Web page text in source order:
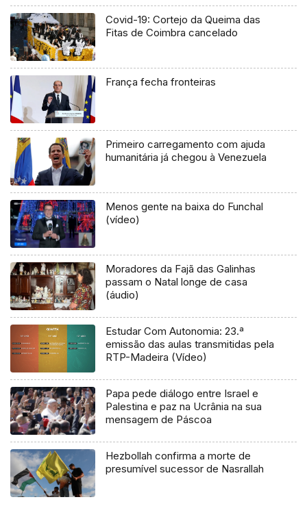
Covid-19: Cortejo da Queima das
Fitas de Coimbra cancelado
França fecha fronteiras
Primeiro carregamento com ajuda
humanitária já chegou à Venezuela
Menos gente na baixa do Funchal
(vídeo)
Moradores da Fajã das Galinhas
passam o Natal longe de casa
(áudio)
Estudar Com Autonomia: 23.ª
emissão das aulas transmitidas pela
RTP-Madeira (Vídeo)
Papa pede diálogo entre Israel e
Palestina e paz na Ucrânia na sua
mensagem de Páscoa
Hezbollah confirma a morte de
presumível sucessor de Nasrallah